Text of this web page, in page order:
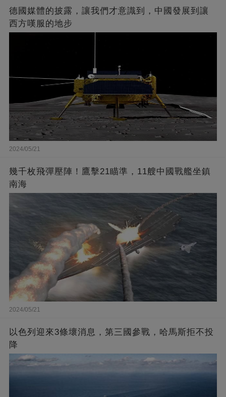
德國媒體的披露，讓我們才意識到，中國發展到讓
西方嘆服的地步
2024/05/21
幾千枚飛彈壓陣！鷹擊21瞄準，11艘中國戰艦坐鎮
南海
2024/05/21
以色列迎來3條壞消息，第三國參戰，哈馬斯拒不投
降